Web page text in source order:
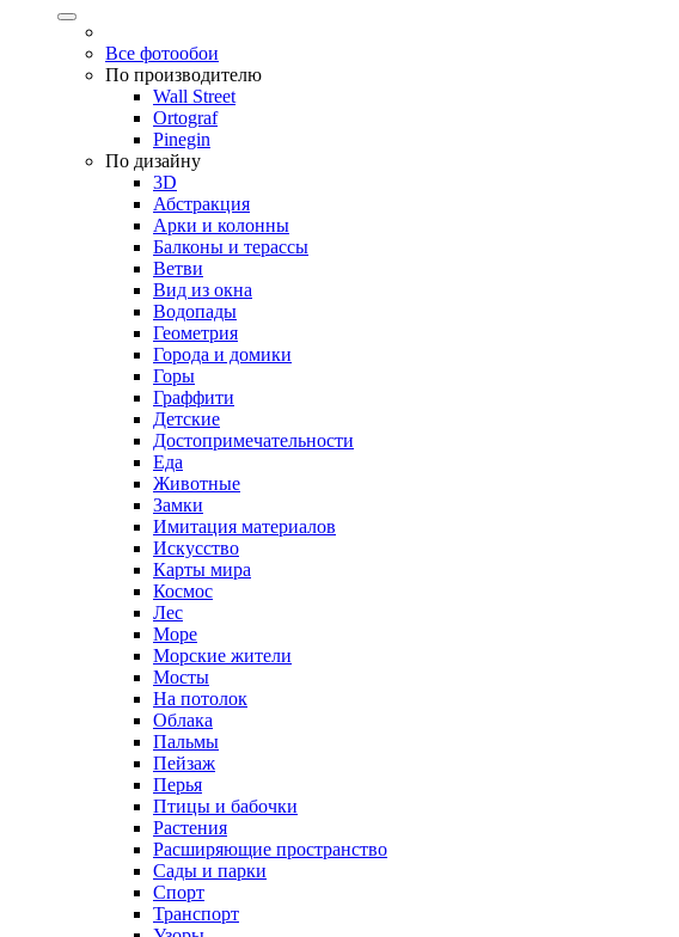
Все фотообои
По производителю
Wall Street
Ortograf
Pinegin
По дизайну
3D
Абстракция
Арки и колонны
Балконы и терассы
Ветви
Вид из окна
Водопады
Геометрия
Города и домики
Горы
Граффити
Детские
Достопримечательности
Еда
Животные
Замки
Имитация материалов
Искусство
Карты мира
Космос
Лес
Море
Морские жители
Мосты
На потолок
Облака
Пальмы
Пейзаж
Перья
Птицы и бабочки
Растения
Расширяющие пространство
Сады и парки
Спорт
Транспорт